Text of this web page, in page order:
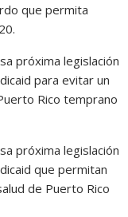
que permita
próxima legislación
para evitar un
Rico temprano
próxima legislación
que permitan
de Puerto Rico